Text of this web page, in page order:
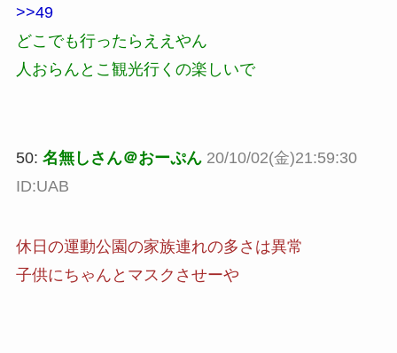
>>49
どこでも行ったらええやん
人おらんとこ観光行くの楽しいで
50: 名無しさん＠おーぷん 20/10/02(金)21:59:30
ID:UAB
休日の運動公園の家族連れの多さは異常
子供にちゃんとマスクさせーや